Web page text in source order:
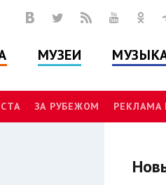
МУЗЕИ
ЗА РУБЕЖОМ РЕКЛАМА